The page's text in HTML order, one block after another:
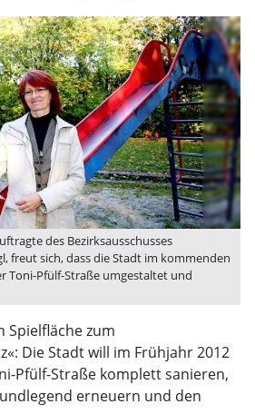
des Bezirksausschusses
freut sich, dass die Stadt im kommenden
Toni-Pfülf-Straße umgestaltet und
Spielfläche zum
Die Stadt will im Frühjahr 2012
Pfülf-Straße komplett sanieren,
erneuern und den